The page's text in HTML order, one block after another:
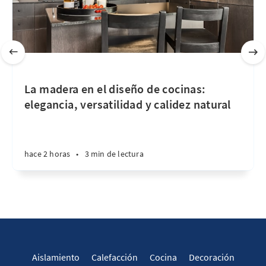
La madera en el diseño de cocinas:
elegancia, versatilidad y calidez natural
hace 2 horas • 3 min de lectura
Aislamiento Calefacción Cocina Decoración